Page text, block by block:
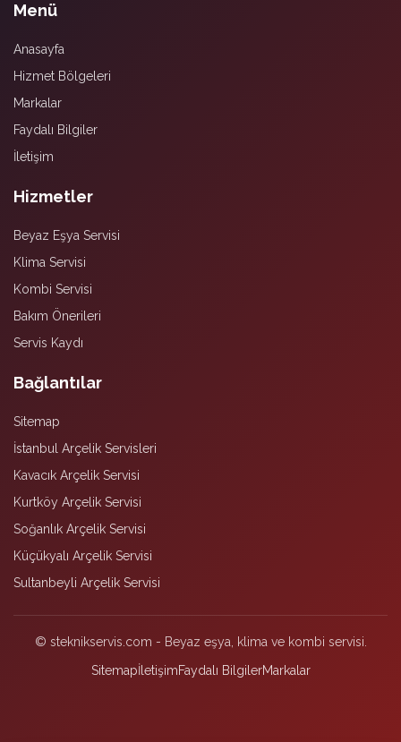
Menü
Anasayfa
Hizmet Bölgeleri
Markalar
Faydalı Bilgiler
İletişim
Hizmetler
Beyaz Eşya Servisi
Klima Servisi
Kombi Servisi
Bakım Önerileri
Servis Kaydı
Bağlantılar
Sitemap
İstanbul Arçelik Servisleri
Kavacık Arçelik Servisi
Kurtköy Arçelik Servisi
Soğanlık Arçelik Servisi
Küçükyalı Arçelik Servisi
Sultanbeyli Arçelik Servisi
© steknikservis.com - Beyaz eşya, klima ve kombi servisi.
SitemapİletişimFaydalı BilgilerMarkalar